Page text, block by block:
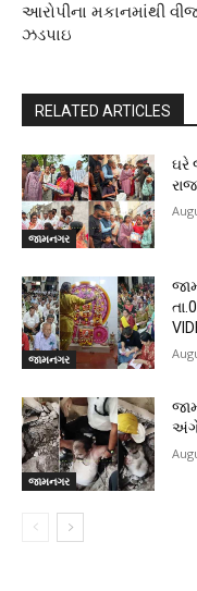
આરોપીના મકાનમાંથી
ઝડપાઇ
RELATED ARTICLES
જામનગર
ઘરે
જામનગર
જામનગર
અંગે